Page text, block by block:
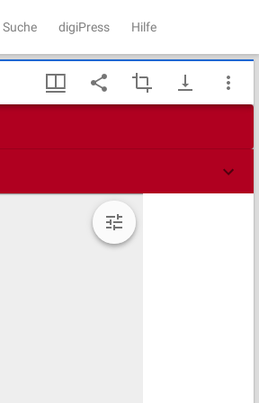
Suche digiPress Hilfe